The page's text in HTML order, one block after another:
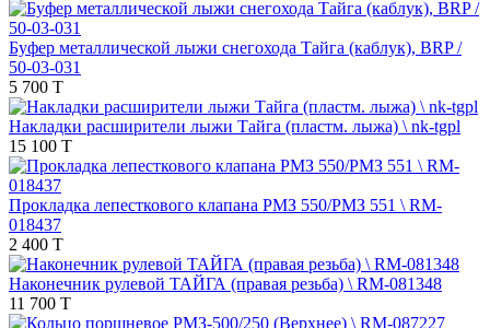
Буфер металлической лыжи снегохода Тайга (каблук), BRP /
50-03-031
5 700 T
Накладки расширители лыжи Тайга (пластм. лыжа) \ nk-tgpl
15 100 T
Прокладка лепесткового клапана РМЗ 550/РМЗ 551 \ RM-
018437
2 400 T
Наконечник рулевой ТАЙГА (правая резьба) \ RM-081348
11 700 T